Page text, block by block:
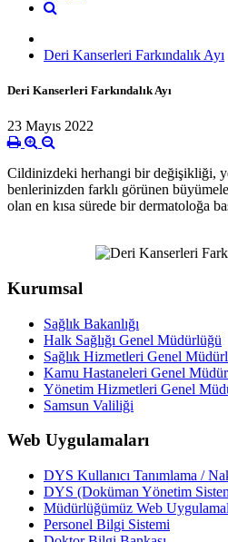
Deri Kanserleri Farkındalık Ayı
Deri Kanserleri Farkındalık Ayı
23 Mayıs 2022
Cildinizdeki herhangi bir değişikliği,
benlerinizden farklı görünen
olan en kısa sürede bir dermatoloğa
Kurumsal
Sağlık Bakanlığı
Halk Sağlığı Genel Müdürlüğü
Sağlık Hizmetleri Genel
Kamu Hastaneleri Genel
Yönetim Hizmetleri Genel
Samsun Valiliği
Web Uygulamaları
DYS Kullanıcı Tanımlama /
DYS (Doküman Yönetim
Müdürlüğümüz Web
Personel Bilgi Sistemi